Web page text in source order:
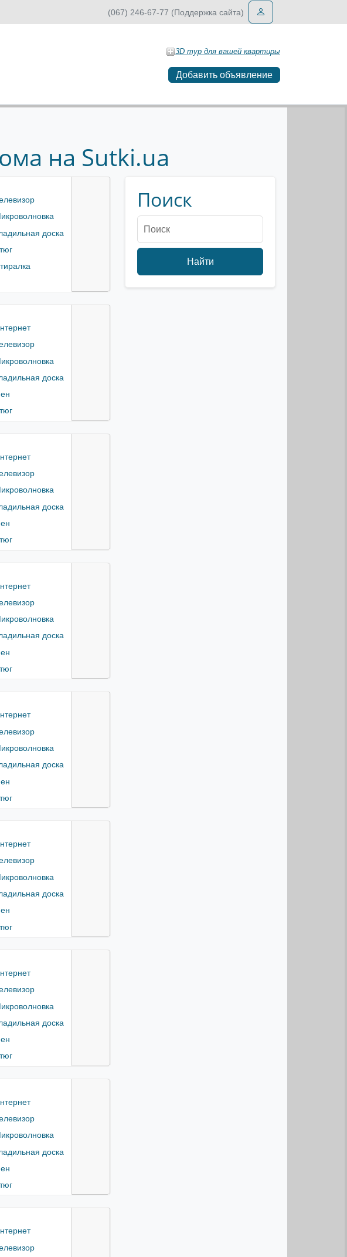
(067) 246-67-77 (Поддержка сайта)
3D тур для вашей квартиры
Добавить объявление
на Sutki.ua
доска
доска
доска
доска
доска
доска
доска
доска
Поиск
Найти